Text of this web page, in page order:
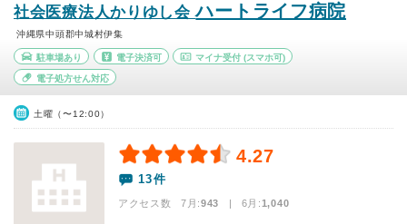
社会医療法人かりゆし会ハートライフ病院
沖縄県中頭郡中城村伊集
駐車場あり 電子決済可 マイナ受付 (スマホ可)
電子処方せん対応
土曜（〜12:00）
4.27
13件
アクセス数 7月:943 | 6月:1,040